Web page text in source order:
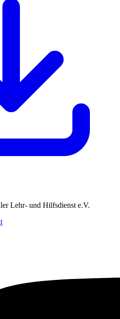
Lehr‑ und Hilfsdienst e.V.